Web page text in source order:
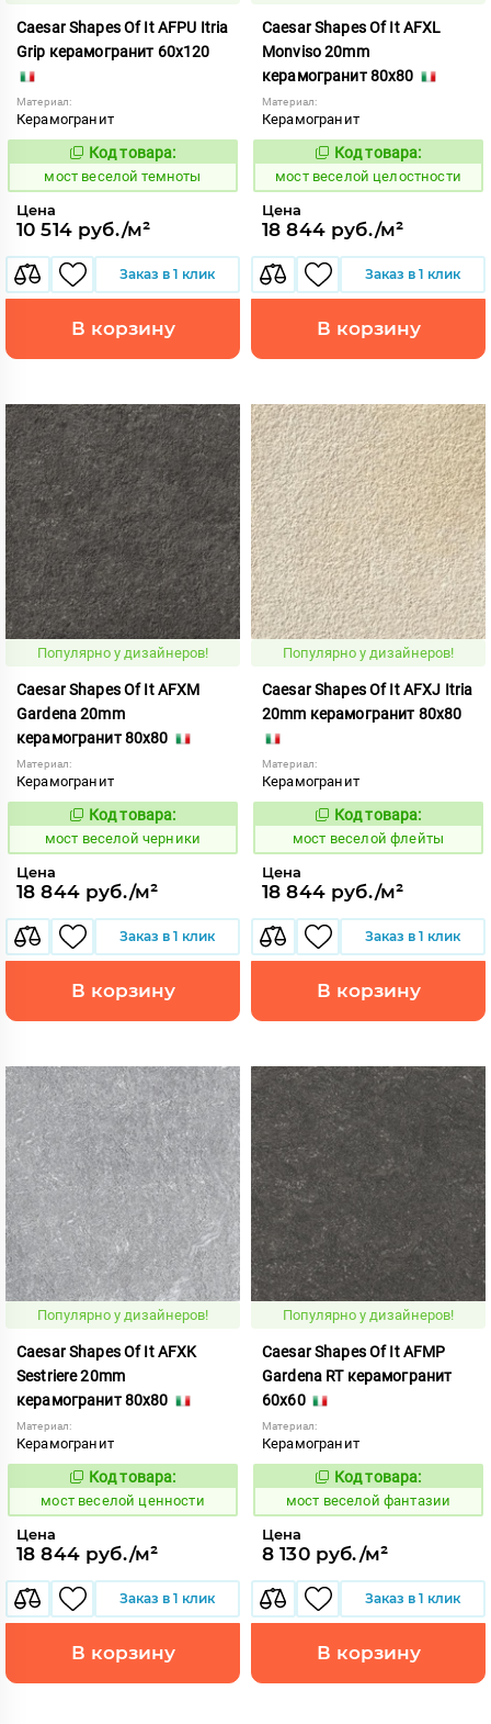
Caesar Shapes Of It AFPU Itria
Grip керамогранит 60x120
Материал:
Керамогранит
1016852
Код товара:
мост веселой темноты
Цена
10 514 руб./м²
Заказ в 1 клик
В корзину
Caesar Shapes Of It AFXL
Monviso 20mm
керамогранит 80x80
Материал:
Керамогранит
1016868
Код товара:
мост веселой целостности
Цена
18 844 руб./м²
Заказ в 1 клик
В корзину
Популярно у дизайнеров!
Caesar Shapes Of It AFXM
Gardena 20mm
керамогранит 80x80
Материал:
Керамогранит
1016869
Код товара:
мост веселой черники
Цена
18 844 руб./м²
Заказ в 1 клик
В корзину
Популярно у дизайнеров!
Caesar Shapes Of It AFXJ Itria
20mm керамогранит 80x80
Материал:
Керамогранит
1016866
Код товара:
мост веселой флейты
Цена
18 844 руб./м²
Заказ в 1 клик
В корзину
Популярно у дизайнеров!
Caesar Shapes Of It AFXK
Sestriere 20mm
керамогранит 80x80
Материал:
Керамогранит
1016867
Код товара:
мост веселой ценности
Цена
18 844 руб./м²
Заказ в 1 клик
В корзину
Популярно у дизайнеров!
Caesar Shapes Of It AFMP
Gardena RT керамогранит
60x60
Материал:
Керамогранит
1016862
Код товара:
мост веселой фантазии
Цена
8 130 руб./м²
Заказ в 1 клик
В корзину